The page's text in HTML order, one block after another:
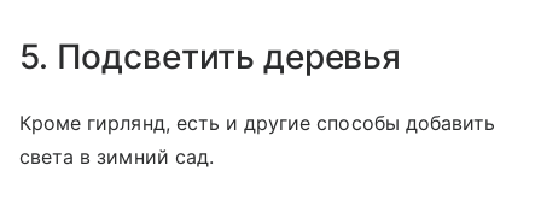
5. Подсветить деревья
Кроме гирлянд, есть и другие способы добавить
света в зимний сад.